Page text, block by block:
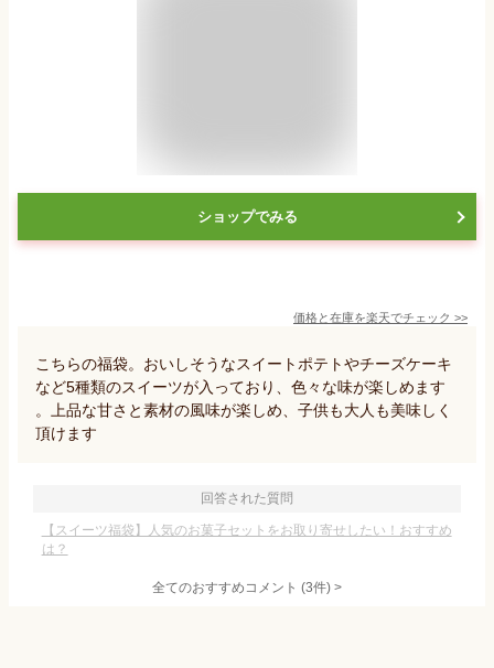
ショップでみる
価格と在庫を楽天でチェック >>
こちらの福袋。おいしそうなスイートポテトやチーズケーキ
など5種類のスイーツが入っており、色々な味が楽しめます
。上品な甘さと素材の風味が楽しめ、子供も大人も美味しく
頂けます
回答された質問
【スイーツ福袋】人気のお菓子セットをお取り寄せしたい！おすすめ
は？
全てのおすすめコメント (3件) >